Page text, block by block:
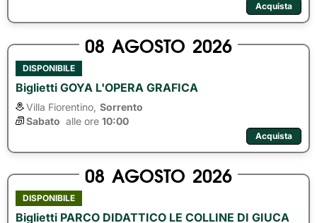
Acquista
08 AGOSTO 2026
DISPONIBILE
Biglietti GOYA L'OPERA GRAFICA
Villa Fiorentino, Sorrento
Sabato alle ore 10:00
Acquista
08 AGOSTO 2026
DISPONIBILE
Biglietti PARCO DIDATTICO LE COLLINE DI GIUCA